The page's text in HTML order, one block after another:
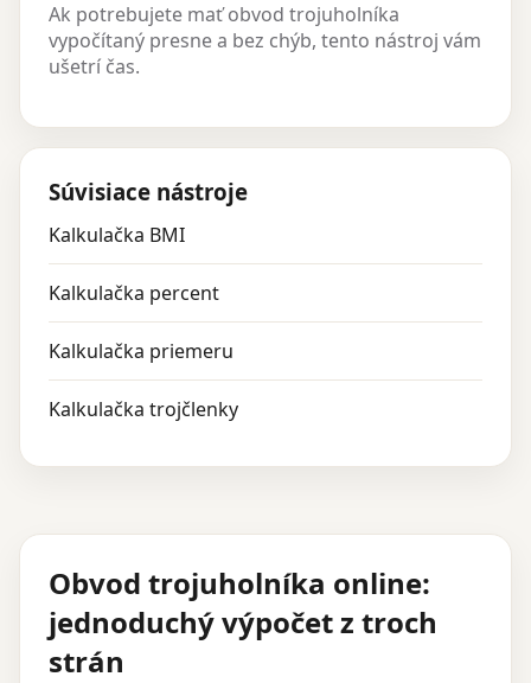
Ak potrebujete mať obvod trojuholníka
vypočítaný presne a bez chýb, tento nástroj vám
ušetrí čas.
Súvisiace nástroje
Kalkulačka BMI
Kalkulačka percent
Kalkulačka priemeru
Kalkulačka trojčlenky
Obvod trojuholníka online:
jednoduchý výpočet z troch
strán